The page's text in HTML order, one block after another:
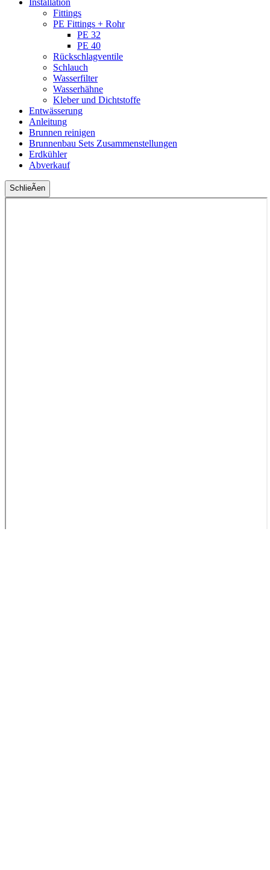
Installation
Fittings
PE Fittings + Rohr
PE 32
PE 40
Rückschlagventile
Schlauch
Wasserfilter
Wasserhähne
Kleber und Dichtstoffe
Entwässerung
Anleitung
Brunnen reinigen
Brunnenbau Sets Zusammenstellungen
Erdkühler
Abverkauf
SchlieÃen